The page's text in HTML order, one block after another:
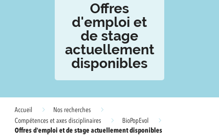
Offres
d'emploi et
de stage
actuellement
disponibles
Accueil
Nos recherches
Compétences et axes disciplinaires
BioPopEvol
Offres d'emploi et de stage actuellement disponibles